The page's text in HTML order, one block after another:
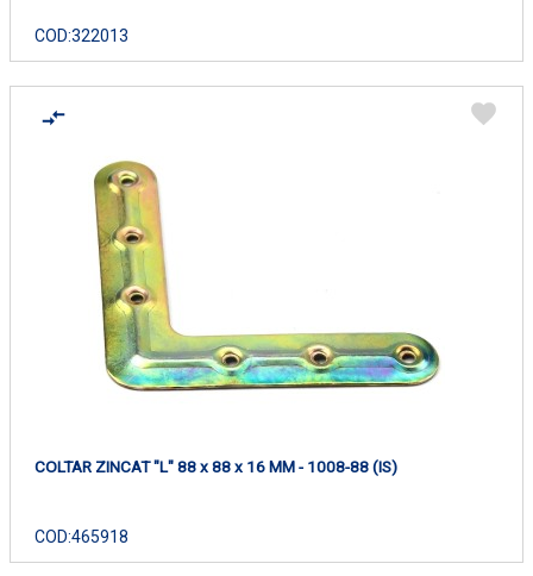
COD:322013
COLTAR ZINCAT "L" 88 x 88 x 16 MM - 1008-88 (IS)
COD:465918